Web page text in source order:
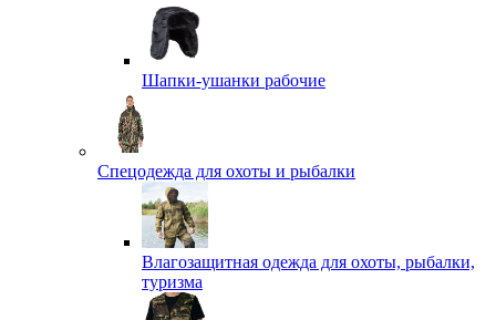
Шапки-ушанки рабочие
Спецодежда для охоты и рыбалки
Влагозащитная одежда для охоты, рыбалки,
туризма